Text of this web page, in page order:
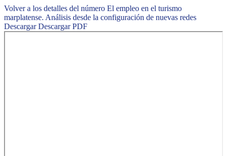
Volver a los detalles del número El empleo en el turismo
marplatense. Análisis desde la configuración de nuevas redes
DescargarDescargar PDF